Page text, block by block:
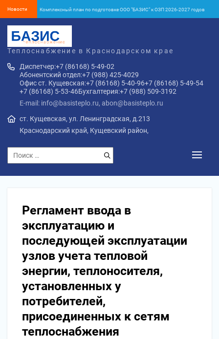
Новости Комплексный план по подготовке ООО "БАЗИС" к ОЗП 2026-2027 годов
01.01.2026 г.
ПУБЛИЧНАЯ ОФЕРТА o заключении договора теплоснабжения жилого
помещения в многоквартирном доме и (или) помещений входящих в
состав общего имущества многоквартирного дома с «01» января 2026
года
Комплексный план по подготовке ООО "БАЗИС" к ОЗП 2026-2027 годов
Теплоснабжение в Краснодарском крае
Диспетчер:+7 (86168) 5-49-02
Абонентский отдел:+7 (988) 425-4029
Офис ст. Кущевская:+7 (86168) 5-40-96+7 (86168) 5-49-54
+7 (86168) 5-53-46Бухгалтерия:+7 (988) 509-3192
E-mail: info@basisteplo.ru, abon@basisteplo.ru
ст. Кущевская, ул. Ленинградская, д.213
Краснодарский край, Кущевский район,
Регламент ввода в
эксплуатацию и
последующей эксплуатации
узлов учета тепловой
энергии, теплоносителя,
установленных у
потребителей,
присоединенных к сетям
теплоснабжения